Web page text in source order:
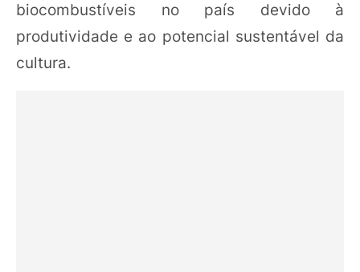
biocombustíveis no país devido à
produtividade e ao potencial sustentável da
cultura.